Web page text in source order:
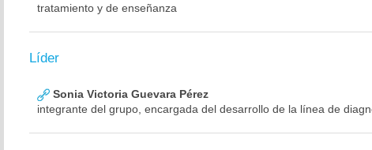
tratamiento y de enseñanza
Líder
Sonia Victoria Guevara Pérez
integrante del grupo, encargada del desarrollo de la línea de